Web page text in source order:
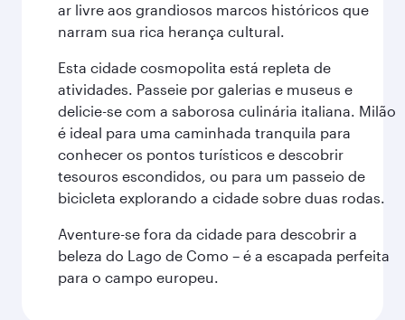
ar livre aos grandiosos marcos históricos que
narram sua rica herança cultural.
Esta cidade cosmopolita está repleta de
atividades. Passeie por galerias e museus e
delicie-se com a saborosa culinária italiana. Milão
é ideal para uma caminhada tranquila para
conhecer os pontos turísticos e descobrir
tesouros escondidos, ou para um passeio de
bicicleta explorando a cidade sobre duas rodas.
Aventure-se fora da cidade para descobrir a
beleza do Lago de Como – é a escapada perfeita
para o campo europeu.